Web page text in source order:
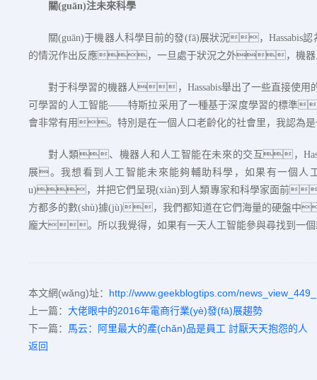
關(guān)注未來科學
關(guān)于機器人科學目前的發(fā)展狀況，Hassabis認
的情況作出反應，一旦處于狀況之外，機器
對于科學習的機器人， Hassabis舉出了一些直接使
可學習的人工智能——特斯拉采用了一種基于深度學習的標準
會非常有用。特別是在一個人口老齡化的社會里，我認為
對人類、機器人和人工智能在未來的交互，
展。我想看到人工智能未來能夠輔助科學，如果有一個
u)，并把它們呈現(xiàn)到人類專家和科學家面前，
方都多的數(shù)據(jù)，我們都知道在它們海量的硬盤
龐大。所以我覺得，如果有一天人工智能參與尋找到一
本文網(wǎng)址： http://www.geekblogtips.com/
上一篇： 大佬眼中的2016年電商行業(yè)發(fā)展趨勢
下一篇： 馬云：阿里最大的產(chǎn)品是員工 討厭天天抱怨的人
返回